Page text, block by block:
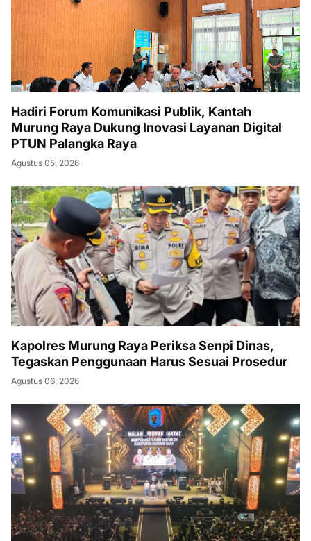
Hadiri Forum Komunikasi Publik, Kantah
Murung Raya Dukung Inovasi Layanan Digital
PTUN Palangka Raya
Agustus 05, 2026
Kapolres Murung Raya Periksa Senpi Dinas,
Tegaskan Penggunaan Harus Sesuai Prosedur
Agustus 06, 2026